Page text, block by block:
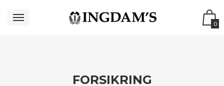
0
FORSIKRING